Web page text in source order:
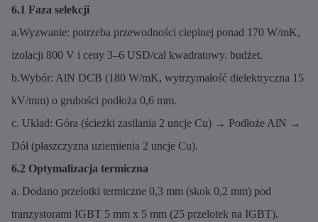
6.1 Faza selekcji
a.Wyzwanie: potrzeba przewodności cieplnej ponad 170 W/mK,
izolacji 800 V i ceny 3–6 USD/cal kwadratowy. budżet.
b.Wybór: AlN DCB (180 W/mK, wytrzymałość dielektryczna 15
kV/mm) o grubości podłoża 0,6 mm.
c. Układ: Góra (ścieżki zasilania 2 uncje Cu) → Podłoże AlN →
Dół (płaszczyzna uziemienia 2 uncje Cu).
6.2 Optymalizacja termiczna
a. Dodano przelotki termiczne 0,3 mm (skok 0,2 mm) pod
tranzystorami IGBT 5 mm x 5 mm (25 przelotek na IGBT).